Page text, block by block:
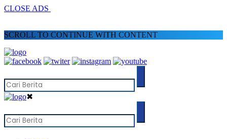
CLOSE ADS
SCROLL TO CONTINUE WITH CONTENT
✖